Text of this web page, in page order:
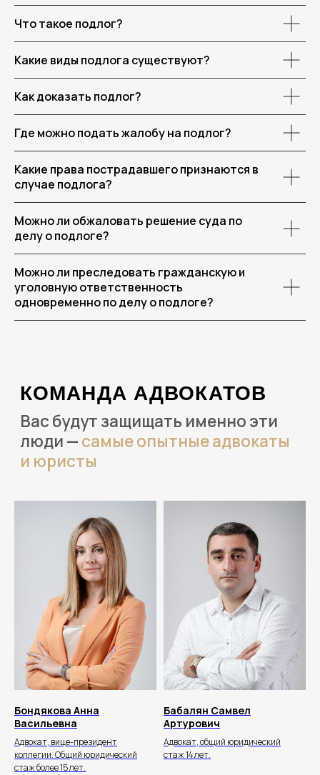
Что такое подлог?
Какие виды подлога существуют?
Как доказать подлог?
Где можно подать жалобу на подлог?
Какие права пострадавшего признаются в
случае подлога?
Можно ли обжаловать решение суда по
делу о подлоге?
Можно ли преследовать гражданскую и
уголовную ответственность
одновременно по делу о подлоге?
Бондякова Анна
Васильевна
Адвокат, вице-президент
коллегии. Общий юридический
стаж более 15 лет.
Бабалян Самвел
Артурович
Адвокат, общий юридический
стаж 14 лет.
+7 902 012-02-06
г. Санкт-Петербург, проспект
Каменноостровский д.10, литер Б,
офис 201 ф
info@bondyakov-group.ru
+7 906 476-24-90
г. Ставрополь
, проспект Карла
Маркса, 93, офис 701
info@bondyakov-group.ru